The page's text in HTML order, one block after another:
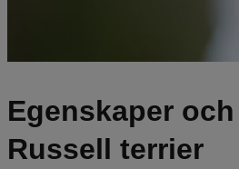
Egenskaper
Russell terrier